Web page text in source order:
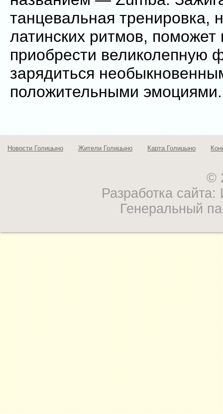
танцевальная тренировка,
латинских ритмов, поможет
приобрести великолепную
зарядиться
положительными эмоциями.
Новости Голицыно Жители Голицыно Карта Голицыно
©
Разработка
Генеральный